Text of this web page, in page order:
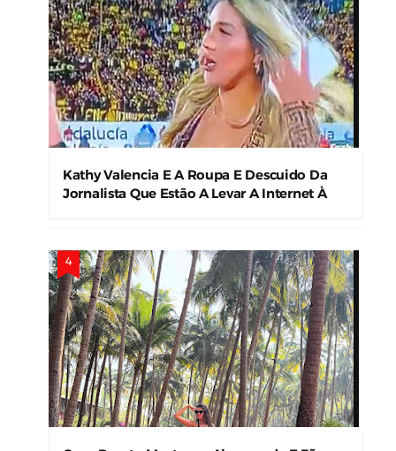
Kathy Valencia E A Roupa E Descuido Da
Jornalista Que Estão A Levar A Internet À